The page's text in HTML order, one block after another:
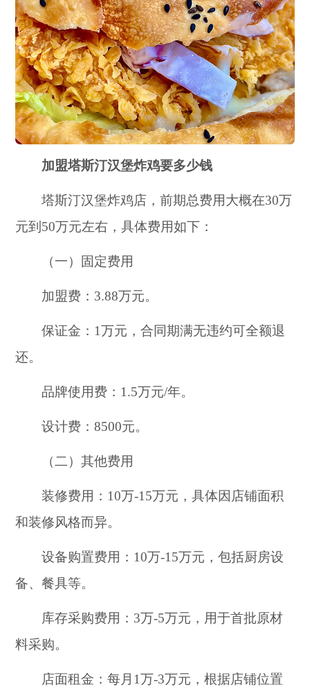
加盟塔斯汀汉堡炸鸡要多少钱
塔斯汀汉堡炸鸡店，前期总费用大概在30万
元到50万元左右，具体费用如下：
（一）固定费用
加盟费：3.88万元。
保证金：1万元，合同期满无违约可全额退
还。
品牌使用费：1.5万元/年。
设计费：8500元。
（二）其他费用
装修费用：10万-15万元，具体因店铺面积
和装修风格而异。
设备购置费用：10万-15万元，包括厨房设
备、餐具等。
库存采购费用：3万-5万元，用于首批原材
料采购。
店面租金：每月1万-3万元，根据店铺位置